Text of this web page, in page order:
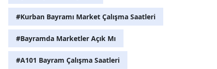
#Kurban Bayramı Market Çalışma Saatleri
#Bayramda Marketler Açık Mı
#A101 Bayram Çalışma Saatleri